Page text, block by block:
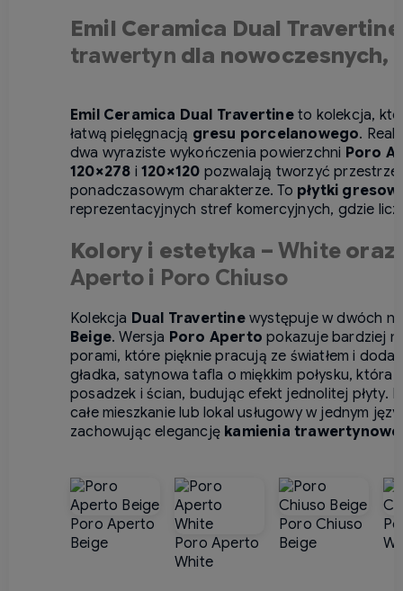
Emil Ceramica Dual
trawertyn dla nowoczesnych,
Emil Ceramica Dual Travertineto kolekcja,
łatwą pielęgnacją gresu porcelanowego.
dwa wyraziste wykończenia powierzchni Poro
120×278 i120×120 pozwalają tworzyć
ponadczasowym charakterze. To płytki
reprezentacyjnych stref komercyjnych, gdzie
Kolory i estetyka – White oraz
Aperto i Poro Chiuso
Kolekcja Dual Travertinewystępuje w dwóch
Beige. Wersja Poro Aperto pokazuje bardziej
porami, które pięknie pracują ze światłem i
gładka, satynowa tafla o miękkim połysku,
posadzek i ścian, budując efekt jednolitej płyty.
całe mieszkanie lub lokal usługowy w jednym
zachowując elegancję kamienia
Poro Aperto
Beige
Poro Aperto
White
Poro Chiuso
Beige